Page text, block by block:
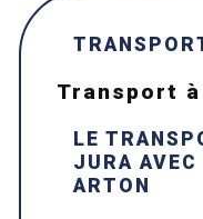
transport
LE
JURA AVEC
ARTON